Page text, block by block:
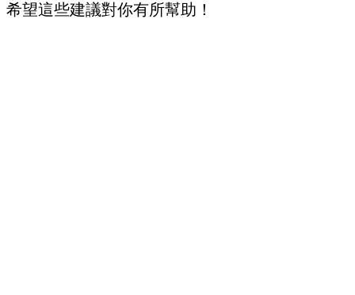
希望這些建議對你有所幫助！